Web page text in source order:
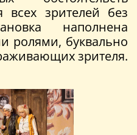
всех зрителей без
наполнена
ролями, буквально
зрителя.